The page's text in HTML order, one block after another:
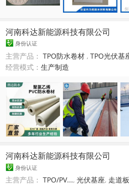
河南科达新能源科技有限公司
身份认证
主营产品：TPO防水卷材 ,TPO光伏基
经营模式：生产制造
河南科达新能源科技有限公司
身份认证
主营产品：TPO/PV...,光伏基座, 走道板